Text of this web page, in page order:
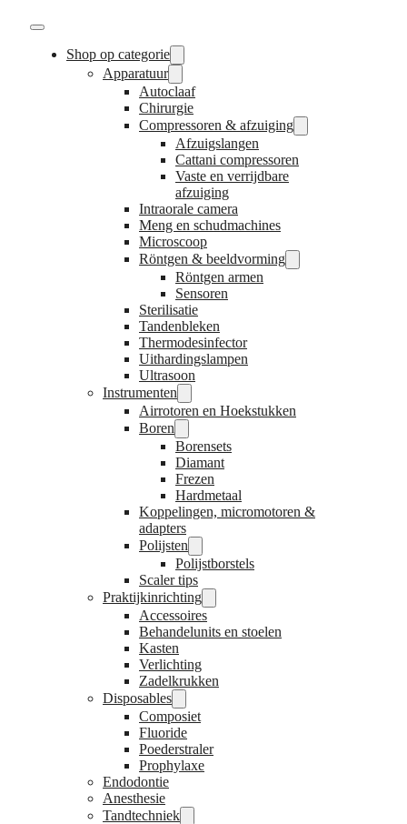
Shop op categorie
Apparatuur
Autoclaaf
Chirurgie
Compressoren & afzuiging
Afzuigslangen
Cattani compressoren
Vaste en verrijdbare
afzuiging
Intraorale camera
Meng en schudmachines
Microscoop
Röntgen & beeldvorming
Röntgen armen
Sensoren
Sterilisatie
Tandenbleken
Thermodesinfector
Uithardingslampen
Ultrasoon
Instrumenten
Airrotoren en Hoekstukken
Boren
Borensets
Diamant
Frezen
Hardmetaal
Koppelingen, micromotoren &
adapters
Polijsten
Polijstborstels
Scaler tips
Praktijkinrichting
Accessoires
Behandelunits en stoelen
Kasten
Verlichting
Zadelkrukken
Disposables
Composiet
Fluoride
Poederstraler
Prophylaxe
Endodontie
Anesthesie
Tandtechniek